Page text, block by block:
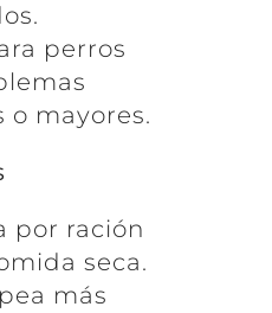
perros
o mayores.
por ración
seca.
más